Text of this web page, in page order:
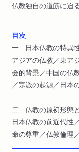
仏教独自の道筋に迫
目次
一 日本仏教の特異
アジアの仏教／東ア
会的背景／中国の仏
／宗派の起源／日本
二 仏教の原初形態
日本仏教の前近代性
命の尊重／仏教倫理
の変貌